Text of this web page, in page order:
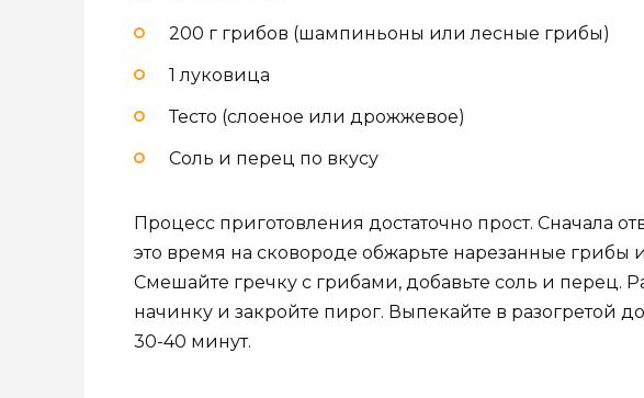
200 г грибов (шампиньоны или лесные грибы)
1 луковица
Тесто (слоеное или дрожжевое)
Соль и перец по вкусу
Процесс приготовления достаточно прост. Сначала
это время на сковороде обжарьте нарезанные грибы
Смешайте гречку с грибами, добавьте соль и перец.
начинку и закройте пирог. Выпекайте в разогретой
30-40 минут.